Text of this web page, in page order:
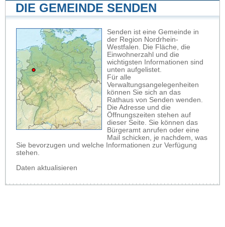
DIE GEMEINDE SENDEN
Senden ist eine Gemeinde in
der Region Nordrhein-
Westfalen. Die Fläche, die
Einwohnerzahl und die
wichtigsten Informationen sind
unten aufgelistet.
Für alle
Verwaltungsangelegenheiten
können Sie sich an das
Rathaus von Senden wenden.
Die Adresse und die
Öffnungszeiten stehen auf
dieser Seite. Sie können das
Bürgeramt anrufen oder eine
Mail schicken, je nachdem, was
Sie bevorzugen und welche Informationen zur Verfügung
stehen.
Daten aktualisieren